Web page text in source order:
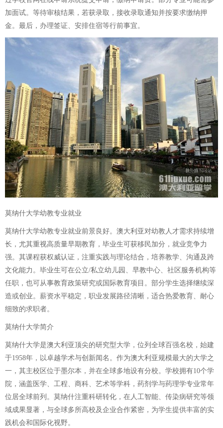
加面试。等待审核结果，若获录取，接收录取通知并按要求缴纳押
金。最后，办理签证、安排住宿等行前事宜。
莫纳什大学幼教专业就业
莫纳什大学幼教专业就业前景良好。澳大利亚对幼教人才需求持续增
长，尤其重视高质量早期教育，毕业生可获移民加分，就业竞争力
强。其课程获权威认证，注重实践与理论结合，培养教学、沟通及跨
文化能力。毕业生可在公立/私立幼儿园、早教中心、社区服务机构等
任职，也可从事教育政策研究或国际教育项目。部分学生选择继续深
造或创业。薪资水平稳定，职业发展路径清晰，适合热爱教育、耐心
细致的求职者。
莫纳什大学简介
莫纳什大学是澳大利亚顶尖的研究型大学，位列全球百强名校，始建
于1958年，以卓越学术与创新闻名。作为澳大利亚规模最大的大学之
一，其主校区位于墨尔本，并在全球多地设有分校。学校拥有10个学
院，涵盖医学、工程、商科、艺术等学科，药剂学与药理学专业常年
位居全球前列。莫纳什注重科研转化，在人工智能、传染病研究等领
域成果显著，与全球多所高校及企业合作紧密，为学生提供丰富的实
践机会和国际化视野。